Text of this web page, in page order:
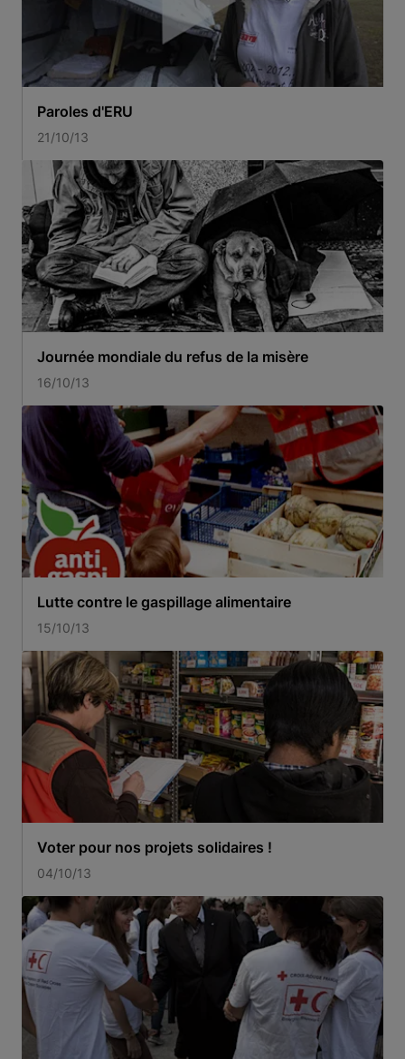
Paroles d'ERU
21/10/13
Journée mondiale du refus de la misère
16/10/13
Lutte contre le gaspillage alimentaire
15/10/13
Voter pour nos projets solidaires !
04/10/13